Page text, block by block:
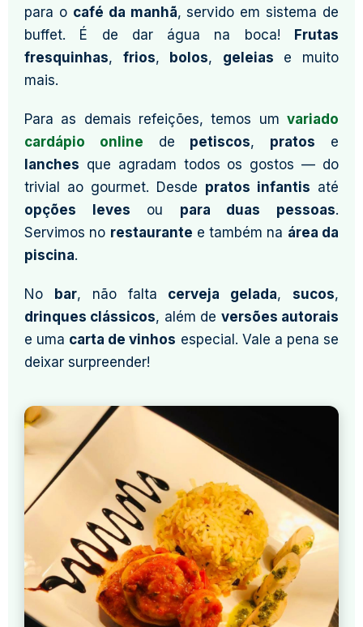
para o café da manhã, servido em sistema de
buffet. É de dar água na boca!
Frutas
fresquinhas, frios, bolos, geleias e muito
mais.
Para as demais refeições, temos um variado
cardápio online de petiscos, pratos e
lanches que agradam todos os gostos — do
trivial ao gourmet. Desde pratos infantis até
opções leves ou para duas pessoas.
Servimos no restaurante e também na área da
piscina.
No bar, não falta cerveja gelada,sucos,
drinques clássicos, além de versões autorais
e uma carta de vinhos especial. Vale a pena se
deixar surpreender!